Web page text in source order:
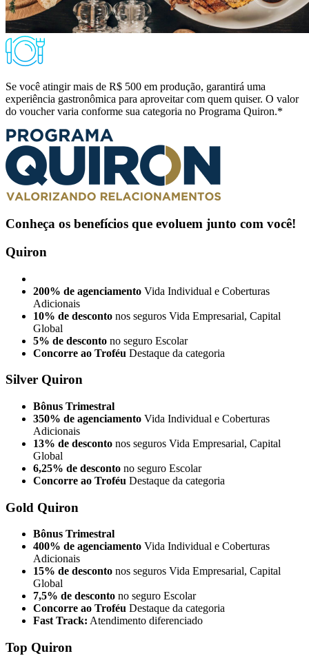
Se você atingir mais de R$ 500 em produção, garantirá uma
experiência gastronômica para aproveitar com quem quiser. O valor
do voucher varia conforme sua categoria no Programa Quiron.*
Conheça os benefícios que evoluem junto com você!
Quiron
200% de agenciamento Vida Individual e Coberturas
Adicionais
10% de desconto nos seguros Vida Empresarial, Capital
Global
5% de desconto no seguro Escolar
Concorre ao Troféu Destaque da categoria
Silver Quiron
Bônus Trimestral
350% de agenciamento Vida Individual e Coberturas
Adicionais
13% de desconto nos seguros Vida Empresarial, Capital
Global
6,25% de desconto no seguro Escolar
Concorre ao Troféu Destaque da categoria
Gold Quiron
Bônus Trimestral
400% de agenciamento Vida Individual e Coberturas
Adicionais
15% de desconto nos seguros Vida Empresarial, Capital
Global
7,5% de desconto no seguro Escolar
Concorre ao Troféu Destaque da categoria
Fast Track: Atendimento diferenciado
Top Quiron